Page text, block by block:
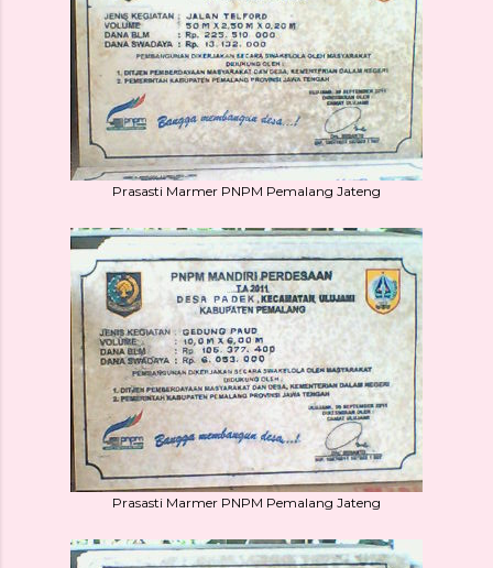
Prasasti Marmer PNPM Pemalang Jateng
Prasasti Marmer PNPM Pemalang Jateng